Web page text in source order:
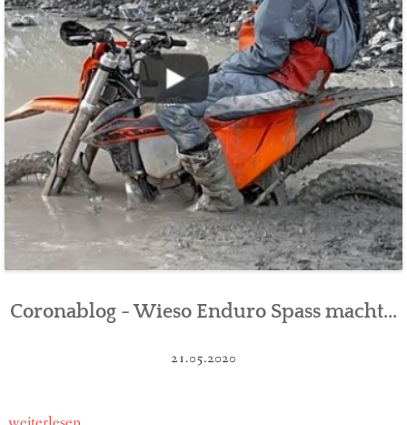
Coronablog - Wieso Enduro Spass macht...
21.05.2020